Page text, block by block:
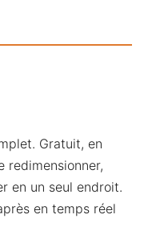
Gratuit, en
redimensionner,
en un seul endroit.
en temps réel